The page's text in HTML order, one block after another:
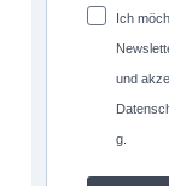
Ich
und
g.